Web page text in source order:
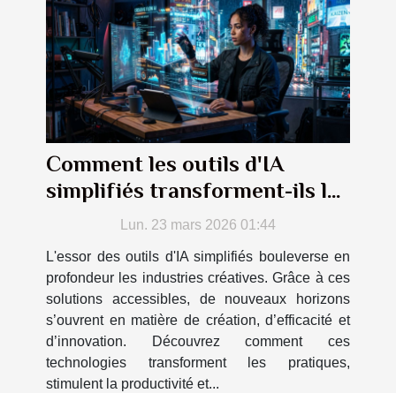
Comment les outils d'IA
simplifiés transforment-ils les
industries créatives ?
Lun. 23 mars 2026 01:44
L'essor des outils d'IA simplifiés bouleverse en
profondeur les industries créatives. Grâce à ces
solutions accessibles, de nouveaux horizons
s’ouvrent en matière de création, d’efficacité et
d’innovation. Découvrez comment ces
technologies transforment les pratiques,
stimulent la productivité et...